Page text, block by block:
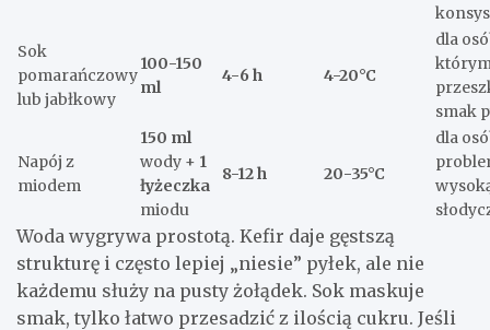
Sok
pomarańczowy
lub jabłkowy
100-150
ml
4-6 h 4-20°C
dla
smak
Napój z
miodem
150 ml
wody + 1
łyżeczka
miodu
8-12 h 20-35°C
dla
Woda wygrywa prostotą. Kefir daje gęstszą
strukturę i często lepiej „niesie” pyłek, ale nie
każdemu służy na pusty żołądek. Sok maskuje
smak, tylko łatwo przesadzić z ilością cukru. Jeśli